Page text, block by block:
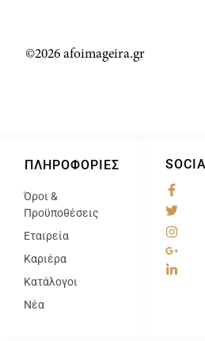
ΠΛΗΡΟΦΟΡΊΕΣ
Όροι &
Προϋποθέσεις
Εταιρεία
Καριέρα
Κατάλογοι
Νέα
©2026 afoimageira.gr